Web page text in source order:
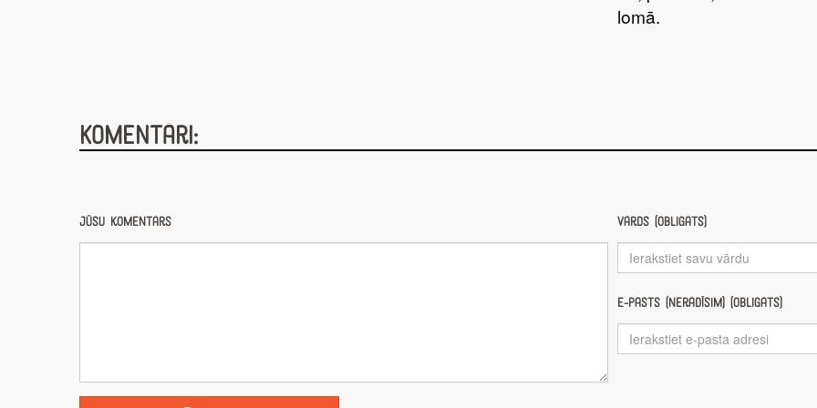
lomā.
Komentāri:
Jūsu komentārs Vārds (obligāts)
E-pasts (nerādīsim) (obligāts)